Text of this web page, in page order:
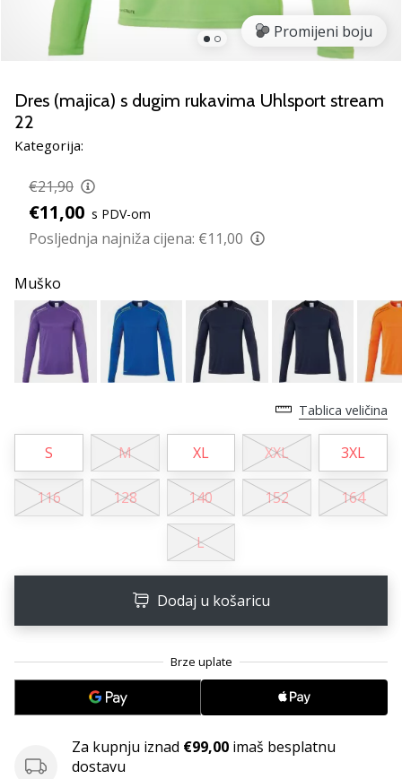
Pronađite
savršen
poklon
odbojku!
Pogledajte
naš
vodič
odaberite
obuću,
odjeću
najboljih
marki
na
tržištu.
1 min. čitanja
Postani
ambasadorom
našeg
odbojku
odbojku
nas?
brend
Promijeni boju
Dres (majica) s dugim rukavima Uhlsport stream
22
Kategorija:
€21,90
€11,00 s PDV-om
Posljednja najniža cijena: €11,00
Muško
Tablica veličina
S M XL XXL 3XL
116 128 140 152 164
L
Dodaj u košaricu
Za kupnju iznad €99,00 imaš besplatnu
dostavu